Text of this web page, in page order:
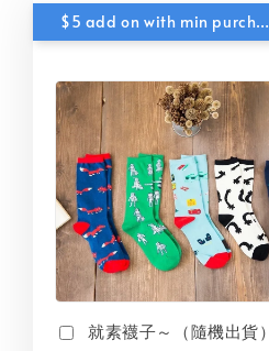
$5 add on with min purchase
就素襪子～（隨機出貨）